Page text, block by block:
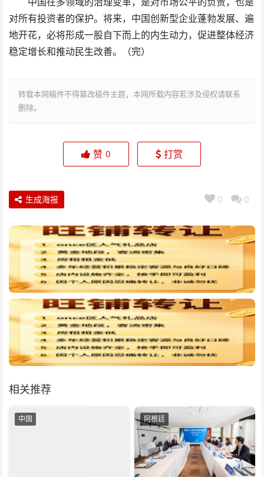
对所有投资者的保护。将来，中国创新型企业蓬勃发展、遍
地开花，必将形成一股自下而上的内生动力，促进整体经济
稳定增长和推动民生改善。（完）
转载本网稿件不得篡改稿件主题，本网所载内容若涉及侵权请联系
删除。
赞 0 打赏
0 0
生成海报
相关推荐
中国 阿根廷